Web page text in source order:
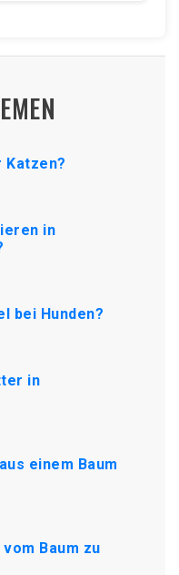
Katzen?
in
bei Hunden?
in
einem Baum
Baum zu